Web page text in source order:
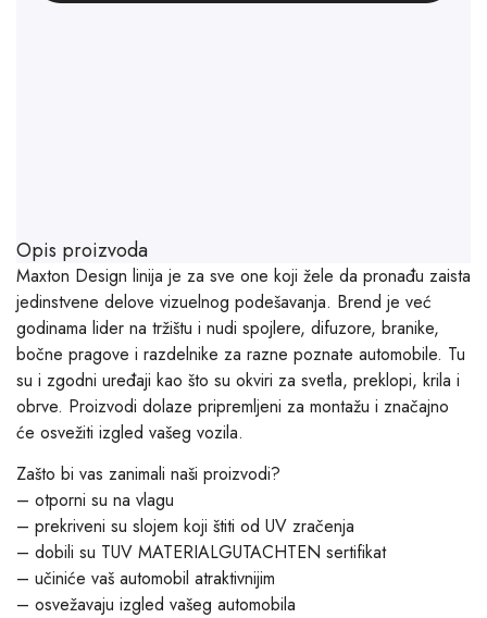
Opis proizvoda
Maxton Design linija je za sve one koji žele da pronađu zaista
jedinstvene delove vizuelnog podešavanja. Brend je već
godinama lider na tržištu i nudi spojlere, difuzore, branike,
bočne pragove i razdelnike za razne poznate automobile. Tu
su i zgodni uređaji kao što su okviri za svetla, preklopi, krila i
obrve. Proizvodi dolaze pripremljeni za montažu i značajno
će osvežiti izgled vašeg vozila.
Zašto bi vas zanimali naši proizvodi?
– otporni su na vlagu
– prekriveni su slojem koji štiti od UV zračenja
– dobili su TUV MATERIALGUTACHTEN sertifikat
– učiniće vaš automobil atraktivnijim
– osvežavaju izgled vašeg automobila